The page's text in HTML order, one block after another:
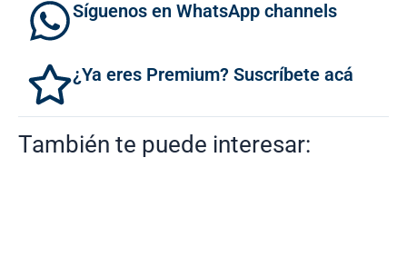
Síguenos en WhatsApp channels
¿Ya eres Premium? Suscríbete acá
También te puede interesar: